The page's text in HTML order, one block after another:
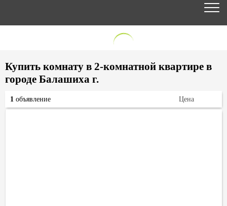
Купить комнату в 2-комнатной квартире в
городе Балашиха г.
1 объявление Цена